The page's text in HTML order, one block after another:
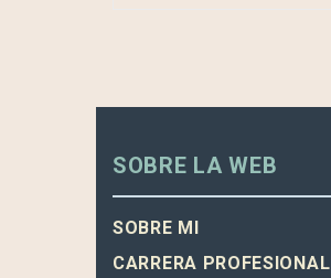
SOBRE LA WEB
SOBRE MI
CARRERA PROFESIONAL